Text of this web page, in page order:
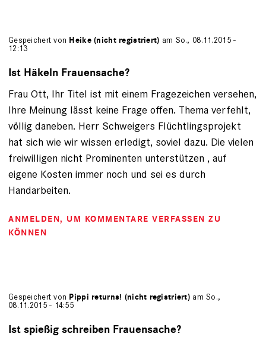
Gespeichert von Heike (nicht registriert) am So., 08.11.2015 -
12:13
Ist Häkeln Frauensache?
Frau Ott, Ihr Titel ist mit einem Fragezeichen versehen,
Ihre Meinung lässt keine Frage offen. Thema verfehlt,
völlig daneben. Herr Schweigers Flüchtlingsprojekt
hat sich wie wir wissen erledigt, soviel dazu. Die vielen
freiwilligen nicht Prominenten unterstützen , auf
eigene Kosten immer noch und sei es durch
Handarbeiten.
ANMELDEN, UM KOMMENTARE VERFASSEN ZU
KÖNNEN
Gespeichert von Pippi returns! (nicht registriert) am So.,
08.11.2015 - 14:55
Ist spießig schreiben Frauensache?